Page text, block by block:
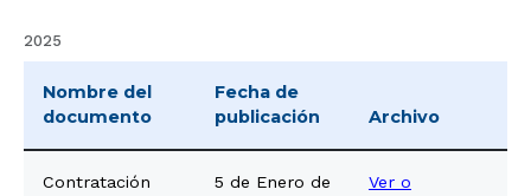
2025
Nombre del
documento
Fecha de
publicación
Archivo
Contratación
5 de Enero de
Ver o